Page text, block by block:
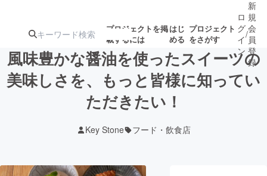
プロジェクトを掲
載するには
はじ
める
プロジェクト
をさがす
注目の新着プロ募集終了が近いプ
ロ
グ
イ
ン
/
新
規
会
員
登
録
風味豊かな醤油を使ったスイーツの
美味しさを、もっと皆様に知ってい
ただきたい！
Key Stone フード・飲食店